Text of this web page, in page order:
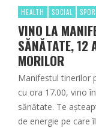
HEALTH SOCIAL
VINO LA
SĂNĂTATE, 12
MORILOR
Manifestul tinerilor
cu ora 17.00, vino
sănătate. Te
de energie pe care